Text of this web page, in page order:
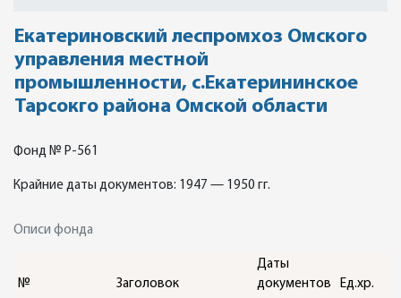
Екатериновский леспромхоз Омского
управления местной
промышленности, с.Екатерининское
Тарсокго района Омской области
Фонд № Р-561
Крайние даты документов: 1947 — 1950 гг.
Описи фонда
№ Заголовок
Даты
документов
Ед.хр.